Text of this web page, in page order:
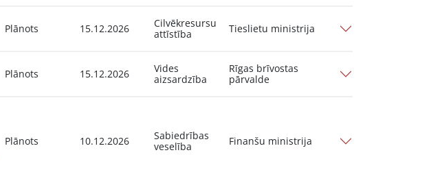
Plānots 15.12.2026
Cilvēkresursu
attīstība
Tieslietu ministrija
Plānots 15.12.2026
Vides
aizsardzība
Rīgas brīvostas
pārvalde
Plānots 10.12.2026
Sabiedrības
veselība
Finanšu ministrija